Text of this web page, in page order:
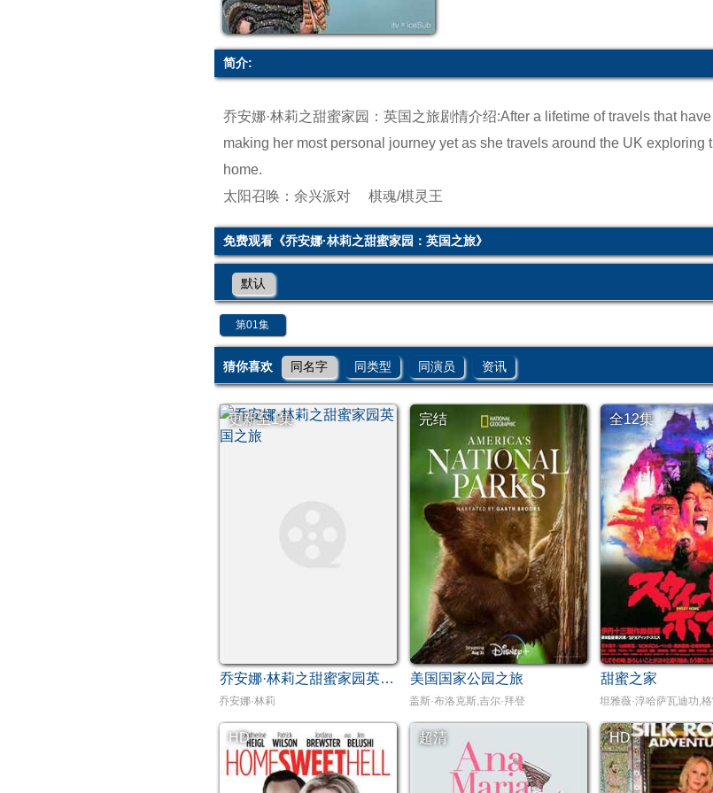
简介:
乔安娜·林莉之甜蜜家园：英国之旅剧情介绍:After a lifetime of travels that
making her most personal journey yet as she travels around the UK exploring
home.
太阳召唤：余兴派对
棋魂/棋灵王
免费观看《乔安娜·林莉之甜蜜家园：英国之旅》
默认
第01集
猜你喜欢 同名字 同类型 同演员 资讯
更新至1集
乔安娜·林莉之甜蜜家园英国之旅
乔安娜·林莉
完结
美国国家公园之旅
盖斯·布洛克斯,吉尔·拜登
全12集
甜蜜之家
坦雅薇·淳哈萨瓦迪功,
HD 超清 HD